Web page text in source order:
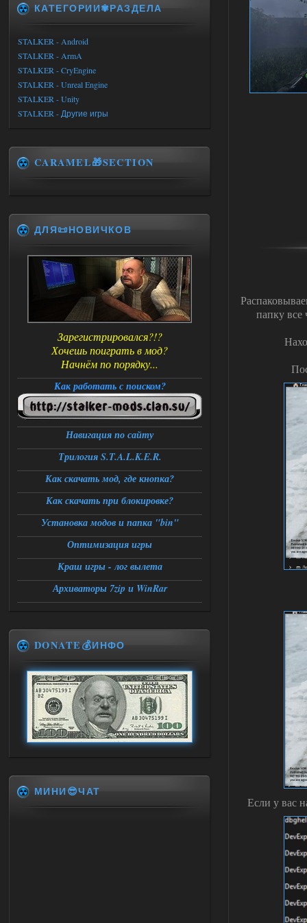
папку все
Если у вас
КАТЕГОРИИ✾РАЗДЕЛА
STALKER - Android
STALKER - ArmA
STALKER - CryEngine
STALKER - Unreal Engine
STALKER - Unity
STALKER - Другие игры
CARAMEL🎁SECTION
ДЛЯ📜НОВИЧКОВ
Зарегистрировался?!?
Хочешь поиграть в мод?
Начнём по порядку...
Как работать с поиском?
Навигация по сайту
Трилогия S.T.A.L.K.E.R.
Как скачать мод, где кнопка?
Как скачать при блокировке?
Установка модов и папка "bin"
Оптимизация игры
Краш игры - лог вылета
Архиваторы 7zip и WinRar
DONATE💰ИНФО
МИНИ😎ЧАТ